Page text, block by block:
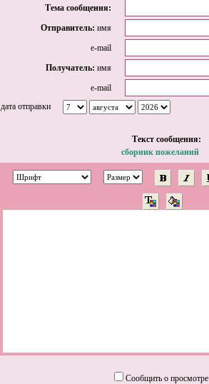
Тема сообщения:
Отправитель: имя
e-mail
Получатель: имя
e-mail
дата отправки
Tекст сообщения:
сборник пожеланий
Сообщить о просмотре